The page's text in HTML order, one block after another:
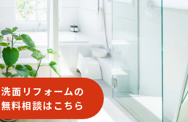
洗面リフォームの
無料相談はこちら